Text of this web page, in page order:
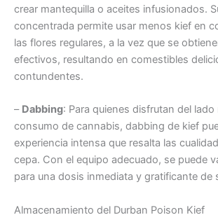
crear mantequilla o aceites infusionados.
concentrada permite usar menos kief en
las flores regulares, a la vez que se
efectivos, resultando en comestibles
contundentes.
– Dabbing: Para quienes disfrutan del
consumo de cannabis, dabbing de kief
experiencia intensa que resalta las
cepa. Con el equipo adecuado, se puede
para una dosis inmediata y gratificante de
Almacenamiento del Durban Poison Kief